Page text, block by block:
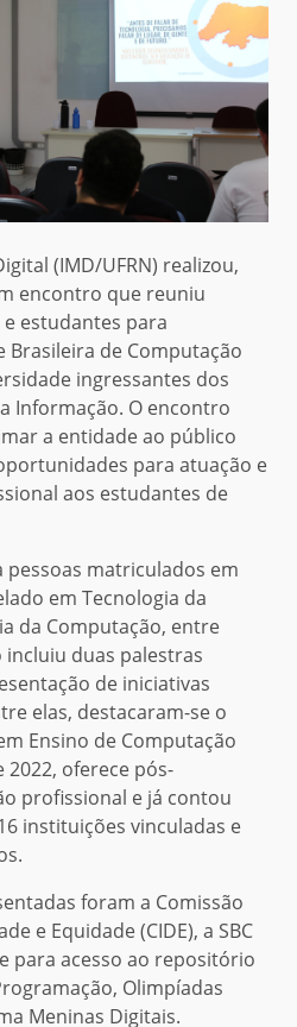
(IMD/UFRN) realizou,
encontro que reuniu
estudantes para
Brasileira de Computação
ingressantes dos
Informação. O encontro
a entidade ao público
para atuação e
aos estudantes de
matriculados em
em Tecnologia da
da Computação, entre
duas palestras
de iniciativas
elas, destacaram-se o
Ensino de Computação
2022, oferece pós-
profissional e já contou
instituições vinculadas e
foram a Comissão
e Equidade (CIDE), a SBC
para acesso ao repositório
Olimpíadas
Meninas Digitais.